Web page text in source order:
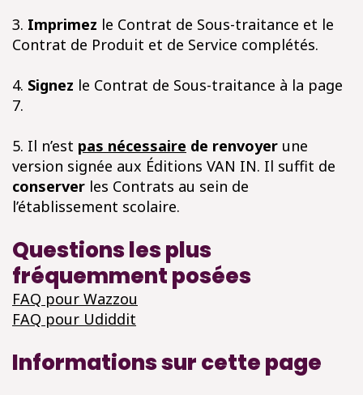
3. Imprimez le Contrat de Sous-traitance et le
Contrat de Produit et de Service complétés.
4. Signez le Contrat de Sous-traitance à la page
7.
5. Il n’est pas nécessaire de renvoyer une
version signée aux Éditions VAN IN. Il suffit de
conserver les Contrats au sein de
l’établissement scolaire.
Questions les plus
fréquemment posées
FAQ pour Wazzou
FAQ pour Udiddit
Informations sur cette page